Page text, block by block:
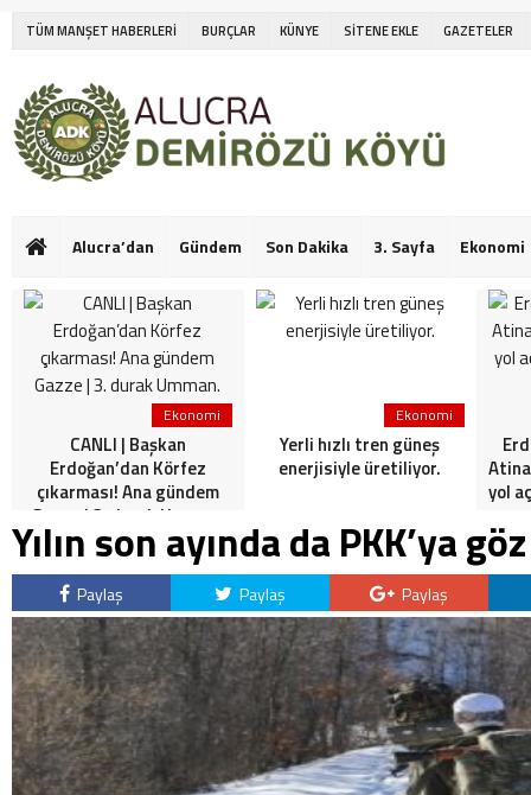
TÜM MANŞET HABERLERİ BURÇLAR KÜNYE SİTENE EKLE GAZETELER
Alucra’dan Gündem Son Dakika 3. Sayfa Ekonomi
Ekonomi
CANLI | Başkan
Erdoğan’dan Körfez
çıkarması! Ana gündem
Gazze | 3. durak Umman.
Ekonomi
Yerli hızlı tren güneş
enerjisiyle üretiliyor.
yol
Yılın son ayında da PKK’ya
Paylaş Paylaş Paylaş